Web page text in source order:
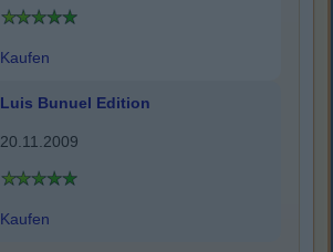
Kaufen
Luis Bunuel Edition
20.11.2009
Kaufen